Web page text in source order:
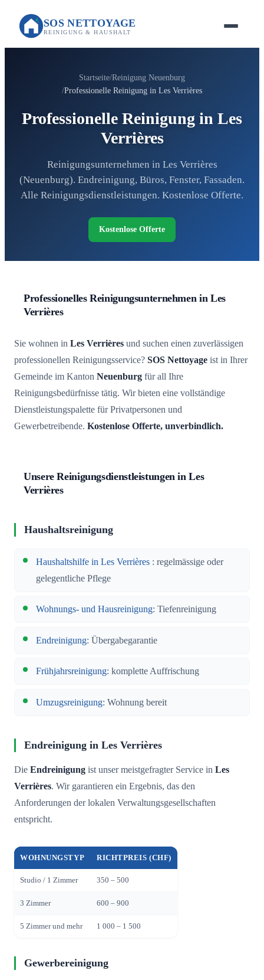
SOS NETTOYAGE
REINIGUNG & HAUSHALT
Startseite Reinigung Neuenburg
Professionelle Reinigung in Les Verrières
Professionelle Reinigung in Les
Verrières
Reinigungsunternehmen in Les Verrières
(Neuenburg). Endreinigung, Büros, Fenster, Fassaden.
Alle Reinigungsdienstleistungen. Kostenlose Offerte.
Kostenlose Offerte
Professionelles Reinigungsunternehmen in Les
Verrières
Sie wohnen in Les Verrières und suchen einen zuverlässigen
professionellen Reinigungsservice? SOS Nettoyage ist in Ihrer
Gemeinde im Kanton Neuenburg für all Ihre
Reinigungsbedürfnisse tätig. Wir bieten eine vollständige
Dienstleistungspalette für Privatpersonen und
Gewerbetreibende. Kostenlose Offerte, unverbindlich.
Unsere Reinigungsdienstleistungen in Les
Verrières
Haushaltsreinigung
Haushaltshilfe in Les Verrières : regelmässige oder
gelegentliche Pflege
Wohnungs- und Hausreinigung: Tiefenreinigung
Endreinigung: Übergabegarantie
Frühjahrsreinigung: komplette Auffrischung
Umzugsreinigung: Wohnung bereit
Endreinigung in Les Verrières
Die Endreinigung ist unser meistgefragter Service in Les
Verrières. Wir garantieren ein Ergebnis, das den
Anforderungen der lokalen Verwaltungsgesellschaften
entspricht.
WOHNUNGSTYP RICHTPREIS (CHF)
Studio / 1 Zimmer 350 – 500
3 Zimmer 600 – 900
5 Zimmer und mehr 1 000 – 1 500
Gewerbereinigung